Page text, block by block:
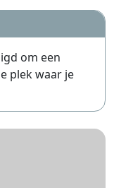
om een
plek waar je